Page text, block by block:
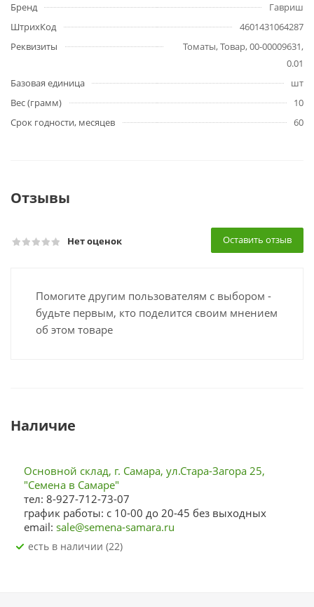
Бренд
Гавриш
ШтрихКод
4601431064287
Реквизиты
Томаты, Товар, 00-00009631,
0.01
Базовая единица
шт
Вес (грамм)
10
Срок годности, месяцев
60
Отзывы
Нет оценок Оставить отзыв
Помогите другим пользователям с выбором -
будьте первым, кто поделится своим мнением
об этом товаре
Наличие
Основной склад, г. Самара, ул.Стара-Загора 25,
"Семена в Самаре"
тел: 8-927-712-73-07
график работы: с 10-00 до 20-45 без выходных
email: sale@semena-samara.ru
Есть в наличии (22)